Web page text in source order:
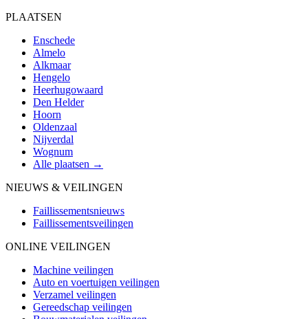
PLAATSEN
Enschede
Almelo
Alkmaar
Hengelo
Heerhugowaard
Den Helder
Hoorn
Oldenzaal
Nijverdal
Wognum
Alle plaatsen →
NIEUWS & VEILINGEN
Faillissementsnieuws
Faillissementsveilingen
ONLINE VEILINGEN
Machine veilingen
Auto en voertuigen veilingen
Verzamel veilingen
Gereedschap veilingen